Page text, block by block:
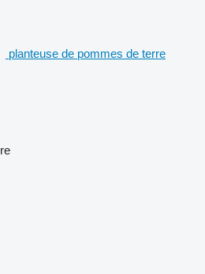
planteuse de pommes de terre